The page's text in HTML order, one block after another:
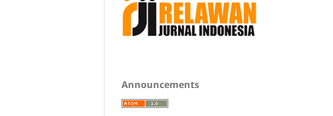
Announcements